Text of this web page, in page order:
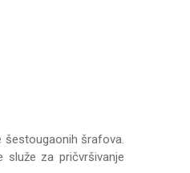
šestougaonih šrafova.
služe za pričvršivanje